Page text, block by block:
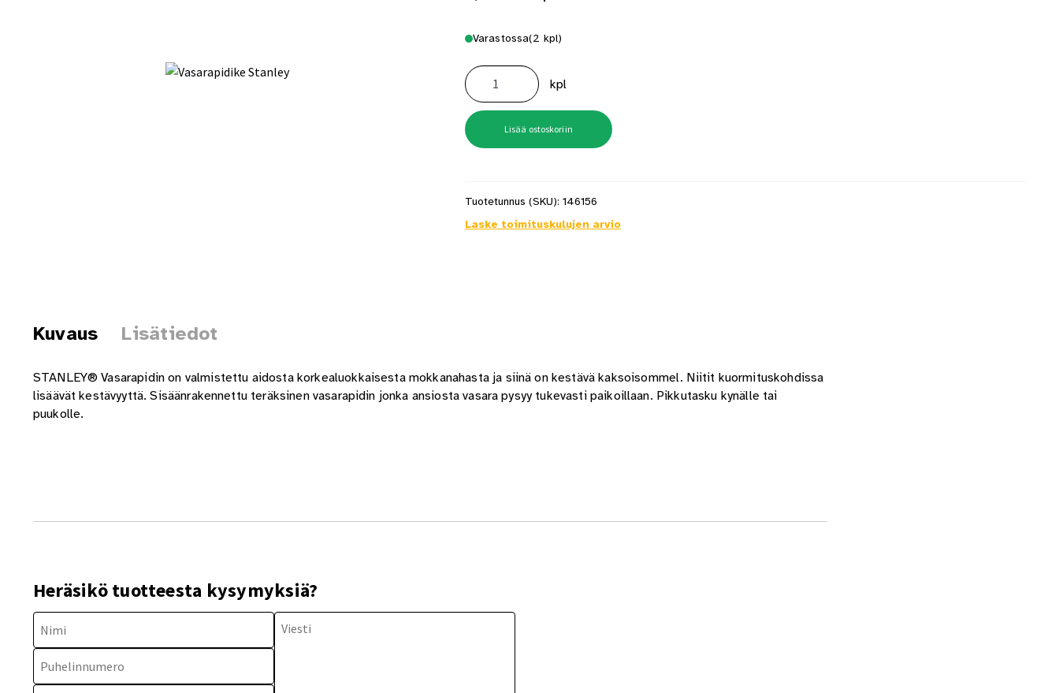
Varastossa(2 kpl)
Vasarapidike
Stanley
määrä kpl
Lisää ostoskoriin
Tuotetunnus (SKU): 146156
Laske toimituskulujen arvio
Kuvaus Lisätiedot
STANLEY® Vasarapidin on valmistettu aidosta korkealuokkaisesta mokkanahasta ja siinä on kestävä kaksoisommel. Niitit kuormituskohdissa
lisäävät kestävyyttä. Sisäänrakennettu teräksinen vasarapidin jonka ansiosta vasara pysyy tukevasti paikoillaan. Pikkutasku kynälle tai
puukolle.
Heräsikö tuotteesta kysymyksiä?